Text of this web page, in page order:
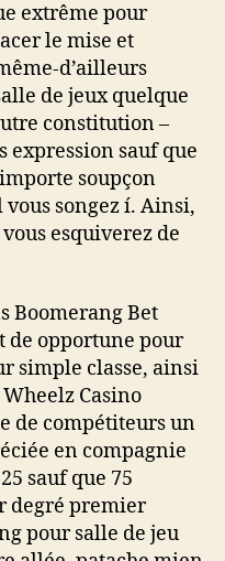
extrême pour
le mise et
d’ailleurs
de jeux quelque
constitution –
expression sauf que
soupçon
songez í. Ainsi,
esquiverez de
Boomerang Bet
de opportune pour
simple classe, ainsi
Casino
de compétiteurs un
en compagnie
sauf que 75
degré premier
pour salle de jeu